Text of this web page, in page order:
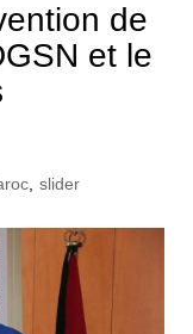
de
et le
, slider